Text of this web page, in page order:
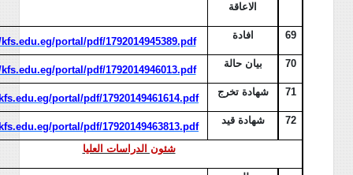
الاعاقة
69 افادة
portal/pdf/1792014945389.pdf
70
بيان حالة
portal/pdf/1792014946013.pdf
71
شهادة تخرج
portal/pdf/17920149461614.pdf
72
شهادة قيد
portal/pdf/17920149463813.pdf
شئون الدراسات العليا